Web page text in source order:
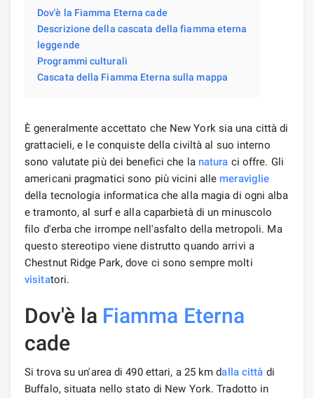
Dov'è la Fiamma Eterna cade
Descrizione della cascata della fiamma eterna
leggende
Programmi culturali
Cascata della Fiamma Eterna sulla mappa
È generalmente accettato che New York sia una città di
grattacieli, e le conquiste della civiltà al suo interno
sono valutate più dei benefici che la natura ci offre. Gli
americani pragmatici sono più vicini alle meraviglie
della tecnologia informatica che alla magia di ogni alba
e tramonto, al surf e alla caparbietà di un minuscolo
filo d'erba che irrompe nell'asfalto della metropoli. Ma
questo stereotipo viene distrutto quando arrivi a
Chestnut Ridge Park, dove ci sono sempre molti
visitatori.
Dov'è la Fiamma Eterna
cade
Si trova su un'area di 490 ettari, a 25 km dalla città di
Buffalo, situata nello stato di New York. Tradotto in